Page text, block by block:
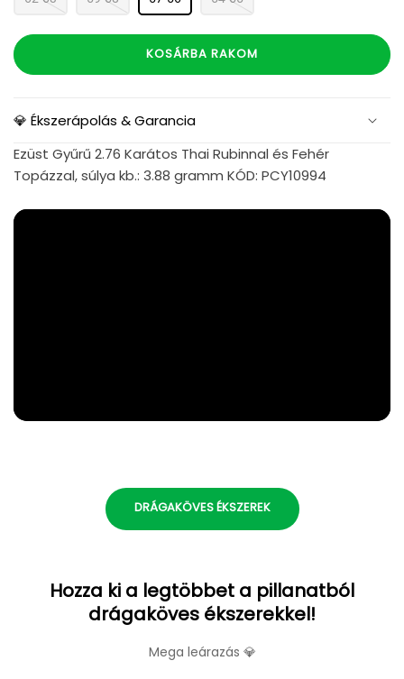
KOSÁRBA RAKOM
💎 Ékszerápolás & Garancia
Ezüst Gyűrű 2.76 Karátos Thai Rubinnal és Fehér
Topázzal, súlya kb.: 3.88 gramm KÓD: PCY10994
DRÁGAKÖVES ÉKSZEREK
Hozza ki a legtöbbet a pillanatból
drágaköves ékszerekkel!
Mega leárazás 💎